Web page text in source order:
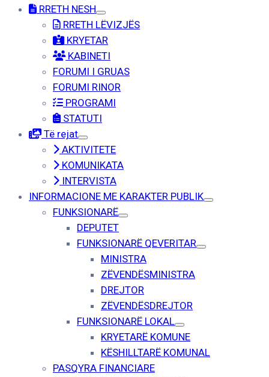
RRETH NESH
RRETH LËVIZJËS
KRYETAR
KABINETI
FORUMI I GRUAS
FORUMI RINOR
PROGRAMI
STATUTI
Të rejat
AKTIVITETE
KOMUNIKATA
INTERVISTA
INFORMACIONE ME KARAKTER PUBLIK
FUNKSIONARË
DEPUTET
FUNKSIONARË QEVERITAR
MINISTRA
ZËVENDËSMINISTRA
DREJTOR
ZËVENDËSDREJTOR
FUNKSIONARË LOKAL
KRYETARË KOMUNE
KËSHILLTARË KOMUNAL
PASQYRA FINANCIARE